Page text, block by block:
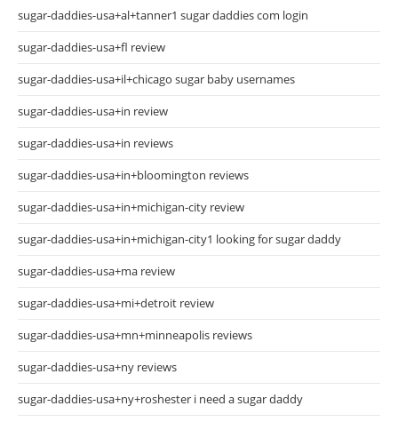
sugar-daddies-usa+al+tanner1 sugar daddies com login
sugar-daddies-usa+fl review
sugar-daddies-usa+il+chicago sugar baby usernames
sugar-daddies-usa+in review
sugar-daddies-usa+in reviews
sugar-daddies-usa+in+bloomington reviews
sugar-daddies-usa+in+michigan-city review
sugar-daddies-usa+in+michigan-city1 looking for sugar daddy
sugar-daddies-usa+ma review
sugar-daddies-usa+mi+detroit review
sugar-daddies-usa+mn+minneapolis reviews
sugar-daddies-usa+ny reviews
sugar-daddies-usa+ny+roshester i need a sugar daddy